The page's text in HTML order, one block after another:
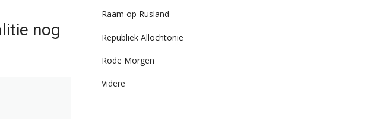
nog
Raam op Rusland
Republiek Allochtonië
Rode Morgen
Videre